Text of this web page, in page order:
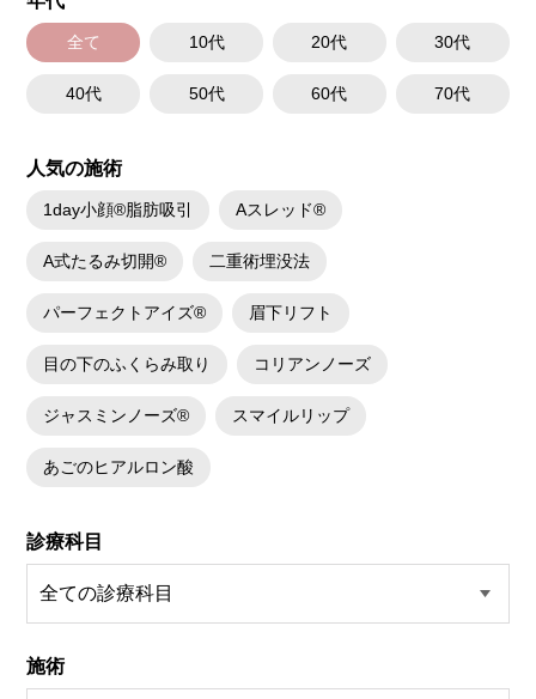
全て 10代 20代 30代
40代 50代 60代 70代
人気の施術
1day小顔®脂肪吸引 Aスレッド®
A式たるみ切開® 二重術埋没法
パーフェクトアイズ® 眉下リフト
目の下のふくらみ取り コリアンノーズ
ジャスミンノーズ® スマイルリップ
あごのヒアルロン酸
診療科目
施術